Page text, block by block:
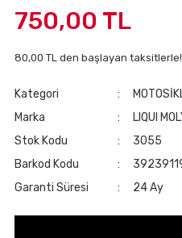
750,00 TL
80,00 TL den başlayan taksitlerle!
Kategori
Marka
LIQUI
Stok Kodu
3055
Barkod Kodu
Garanti Süresi
24 Ay